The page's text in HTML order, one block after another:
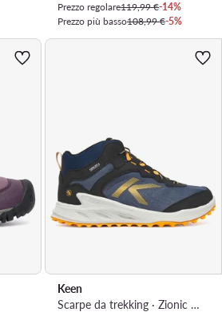
Prezzo regolare119,99 €-14%
Prezzo più basso108,99 €-5%
Keen
Scarpe da trekking · Zionic Mid Wp 1031136 · Blu scuro